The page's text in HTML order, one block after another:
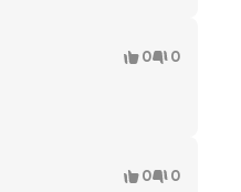
0 0
0 0